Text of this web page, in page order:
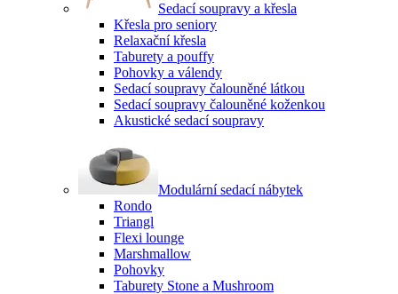
Sedací soupravy a křesla
Křesla pro seniory
Relaxační křesla
Taburety a pouffy
Pohovky a válendy
Sedací soupravy čalouněné látkou
Sedací soupravy čalouněné koženkou
Akustické sedací soupravy
Modulární sedací nábytek
Rondo
Triangl
Flexi lounge
Marshmallow
Pohovky
Taburety Stone a Mushroom